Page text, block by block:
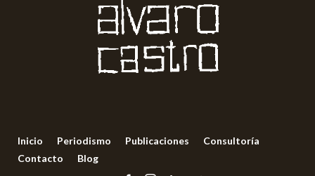
Inicio Periodismo Publicaciones
Consultoría
Contacto
Blog